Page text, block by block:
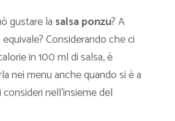
gustare la salsa ponzu? A
equivale? Considerando che ci
in 100 ml di salsa, è
nei menu anche quando si è a
nell’insieme del